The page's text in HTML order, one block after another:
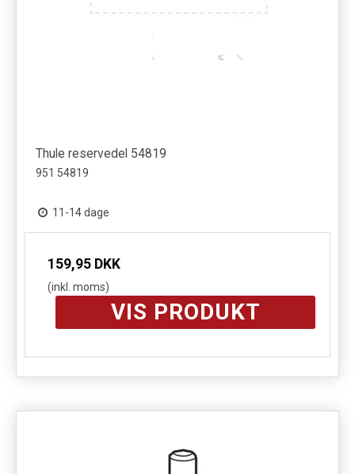
Thule reservedel 54819
951 54819
11-14 dage
159,95 DKK
(inkl. moms)
VIS PRODUKT